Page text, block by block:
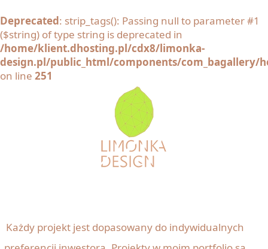
Deprecated: strip_tags(): Passing null to parameter #1
($string) of type string is deprecated in
/home/klient.dhosting.pl/cdx8/limonka-
design.pl/public_html/components/com_bagallery/
on line 251
Każdy projekt jest dopasowany do indywidualnych